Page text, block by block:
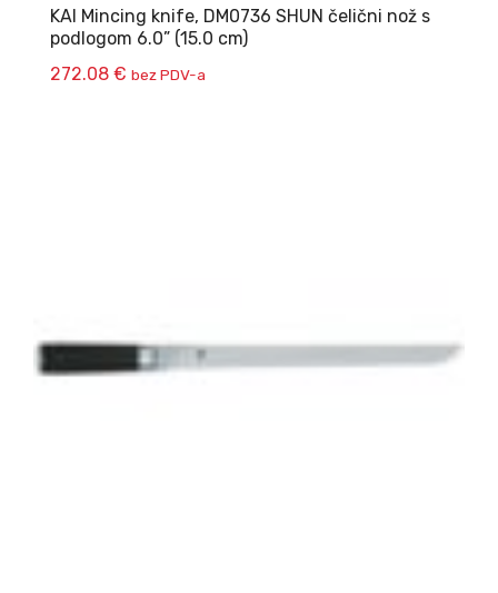
KAI Mincing knife, DM0736 SHUN čelični nož s
podlogom 6.0” (15.0 cm)
272.08 € bez PDV-a